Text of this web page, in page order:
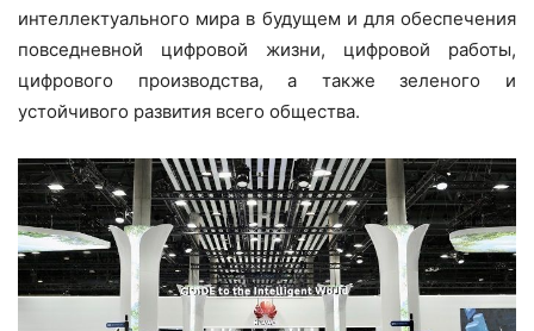
интеллектуального мира в будущем и для обеспечения
повседневной цифровой жизни, цифровой работы,
цифрового производства, а также зеленого и
устойчивого развития всего общества.